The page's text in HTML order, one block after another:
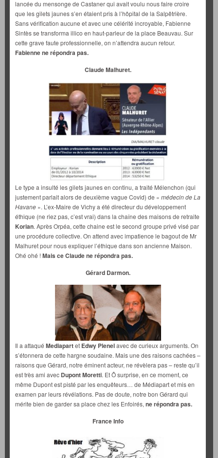
lancée du mensonge de Castaner qui avait voulu nous faire croire
que les gilets jaunes s’en étaient pris à l’hôpital de la Salpêtrière.
Sans vérification aucune et avec une célérité incroyable, Fabienne
Sintès se transforma illico en haut-parleur de la place Beauvau. Sur
cette grave faute professionnelle, on n’attendra aucun retour.
Fabienne ne répondra pas.
Claude Malhuret.
Le type a insulté les gilets jaunes en continu, a traité Mélenchon (qui
justement parlait alors de deuxième vague Covid) de « médecin de La
Havane ». L’ex-Maire de Vichy a été directeur du développement
éthique (ne riez pas, c’est vrai) dans la chaîne des maisons de retraite
Korian. Après Orpéa, cette chaine est le second groupe privé visé par
une procédure collective. On attend avec impatience le bagout de Mr
Malhuret pour nous expliquer l’éthique dans son ancienne Maison.
Ohé ohé !Mais ce Claude ne répondra pas.
Gérard Darmon.
Il a attaqué Mediapartet Edwy Plenelavec de curieux arguments. On
s’étonnera de cette hargne soudaine. Mais une des raisons cachées –
raisons que Gérard, notre éminent acteur, ne révèlera pas – reste qu’il
est très ami avec Dupont Moretti. Et Ô surprise, en ce moment, ce
même Dupont est pisté par les enquêteurs… de Médiapart et mis en
examen par leurs révélations. Pas de doute, notre bon Gérard qui
mérite bien de garder sa place chez les Enfoirés, ne répondra pas.
France Info